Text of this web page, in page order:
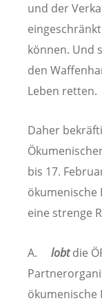
und der
können. Und
den
Leben retten.
Daher
bis 17.
ökumenische
eine strenge
A. lobtdie
ökumenische